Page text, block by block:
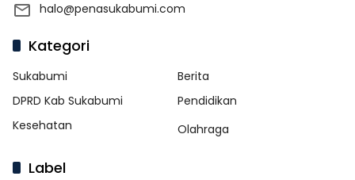
halo@penasukabumi.com
Kategori
Sukabumi
Berita
DPRD Kab Sukabumi
Pendidikan
Kesehatan
Olahraga
Label